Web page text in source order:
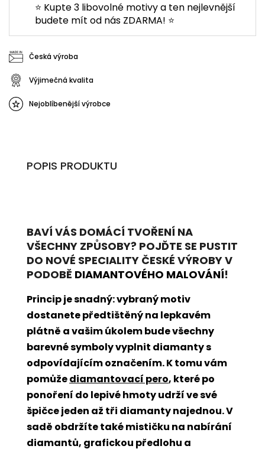
⭐ Kupte 3 libovolné motivy a ten nejlevnější
budete mít od nás ZDARMA! ⭐
Česká výroba
Výjimečná kvalita
Nejoblíbenější výrobce
POPIS PRODUKTU
BAVÍ VÁS DOMÁCÍ TVOŘENÍ NA
VŠECHNY ZPŮSOBY? POJĎTE SE PUSTIT
DO NOVÉ SPECIALITY ČESKÉ VÝROBY V
PODOBĚ DIAMANTOVÉHO MALOVÁNÍ!
Princip je snadný: vybraný motiv
dostanete předtištěný na lepkavém
plátně a vašim úkolem bude všechny
barevné symboly vyplnit diamanty s
odpovídajícím označením. K tomu vám
pomůžediamantovací pero, které po
ponoření do lepivé hmoty udrží ve své
špičce jeden až tři diamanty najednou. V
sadě obdržíte také mističku na nabírání
diamantů, grafickou předlohu a